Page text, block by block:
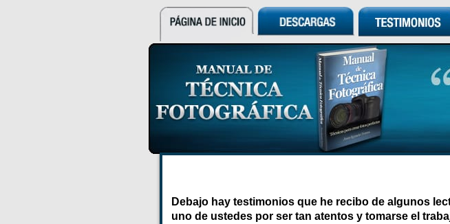
Debajo hay testimonios que he recibo de algunos
uno de ustedes por ser tan atentos y tomarse el